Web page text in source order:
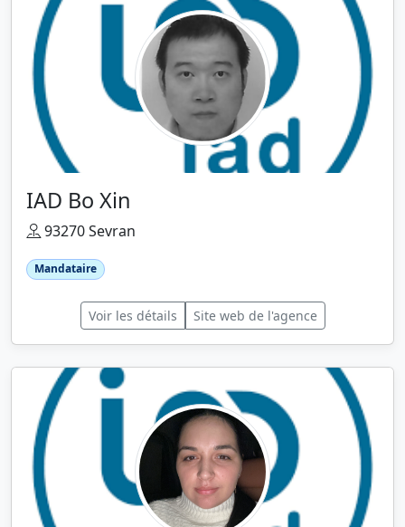
IAD Bo Xin
93270 Sevran
Mandataire
Voir les détails Site web de l'agence